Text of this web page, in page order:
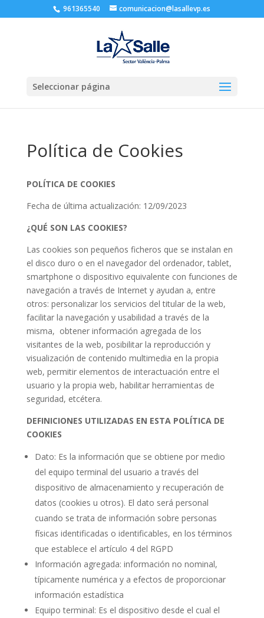
961365540 comunicacion@lasallevp.es
Seleccionar página
Política de Cookies
POLÍTICA DE COOKIES
Fecha de última actualización: 12/09/2023
¿QUÉ SON LAS COOKIES?
Las cookies son pequeños ficheros que se instalan en
el disco duro o en el navegador del ordenador, tablet,
smartphone o dispositivo equivalente con funciones de
navegación a través de Internet y ayudan a, entre
otros: personalizar los servicios del titular de la web,
facilitar la navegación y usabilidad a través de la
misma, obtener información agregada de los
visitantes de la web, posibilitar la reproducción y
visualización de contenido multimedia en la propia
web, permitir elementos de interactuación entre el
usuario y la propia web, habilitar herramientas de
seguridad, etcétera.
DEFINICIONES UTILIZADAS EN ESTA POLÍTICA DE
COOKIES
Dato: Es la información que se obtiene por medio
del equipo terminal del usuario a través del
dispositivo de almacenamiento y recuperación de
datos (cookies u otros). El dato será personal
cuando se trata de información sobre personas
físicas identificadas o identificables, en los términos
que establece el artículo 4 del RGPD
Información agregada: información no nominal,
típicamente numérica y a efectos de proporcionar
información estadística
Equipo terminal: Es el dispositivo desde el cual el